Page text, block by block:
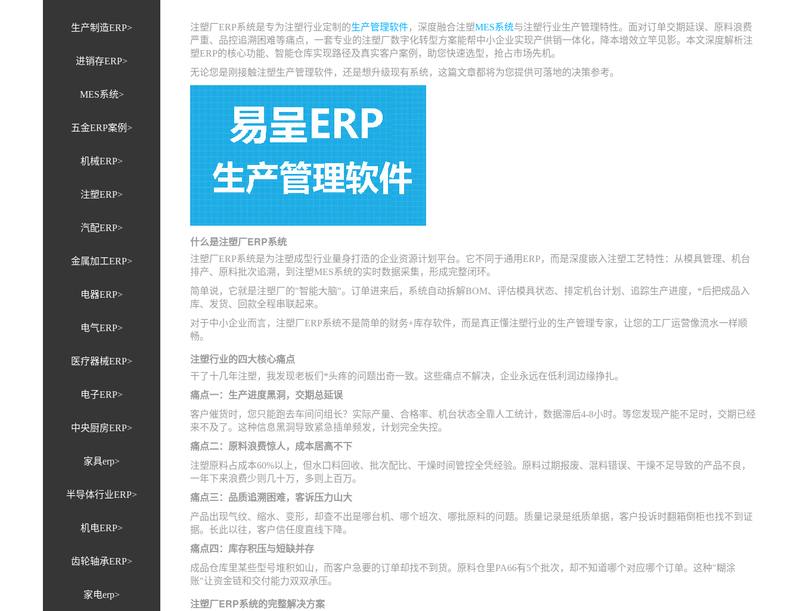
生产制造ERP>
进销存ERP>
MES系统>
五金ERP案例>
机械ERP>
注塑ERP>
汽配ERP>
金属加工ERP>
电器ERP>
电气ERP>
医疗器械ERP>
电子ERP>
中央厨房ERP>
家具erp>
半导体行业ERP>
机电ERP>
齿轮轴承ERP>
家电erp>
注塑厂ERP系统是专为注塑行业定制的生产管理软件，深度融合注塑MES系统与注塑行业生产管理特性。面对订单交期延误、原料浪费
严重、品控追溯困难等痛点，一套专业的注塑厂数字化转型方案能帮中小企业实现产供销一体化，降本增效立竿见影。本文深度解析注
塑ERP的核心功能、智能仓库实现路径及真实客户案例，助您快速选型，抢占市场先机。
无论您是刚接触注塑生产管理软件，还是想升级现有系统，这篇文章都将为您提供可落地的决策参考。
什么是注塑厂ERP系统
注塑厂ERP系统是为注塑成型行业量身打造的企业资源计划平台。它不同于通用ERP，而是深度嵌入注塑工艺特性：从模具管理、机台
排产、原料批次追溯，到注塑MES系统的实时数据采集，形成完整闭环。
简单说，它就是注塑厂的"智能大脑"。订单进来后，系统自动拆解BOM、评估模具状态、排定机台计划、追踪生产进度，*后把成品入
库、发货、回款全程串联起来。
对于中小企业而言，注塑厂ERP系统不是简单的财务+库存软件，而是真正懂注塑行业的生产管理专家，让您的工厂运营像流水一样顺
畅。
注塑行业的四大核心痛点
干了十几年注塑，我发现老板们*头疼的问题出奇一致。这些痛点不解决，企业永远在低利润边缘挣扎。
痛点一：生产进度黑洞，交期总延误
客户催货时，您只能跑去车间问组长？实际产量、合格率、机台状态全靠人工统计，数据滞后4-8小时。等您发现产能不足时，交期已经
来不及了。这种信息黑洞导致紧急插单频发，计划完全失控。
痛点二：原料浪费惊人，成本居高不下
注塑原料占成本60%以上，但水口料回收、批次配比、干燥时间管控全凭经验。原料过期报废、混料错误、干燥不足导致的产品不良，
一年下来浪费少则几十万，多则上百万。
痛点三：品质追溯困难，客诉压力山大
产品出现气纹、缩水、变形，却查不出是哪台机、哪个班次、哪批原料的问题。质量记录是纸质单据，客户投诉时翻箱倒柜也找不到证
据。长此以往，客户信任度直线下降。
痛点四：库存积压与短缺并存
成品仓库里某些型号堆积如山，而客户急要的订单却找不到货。原料仓里PA66有5个批次，却不知道哪个对应哪个订单。这种"糊涂
账"让资金链和交付能力双双承压。
注塑厂ERP系统的完整解决方案